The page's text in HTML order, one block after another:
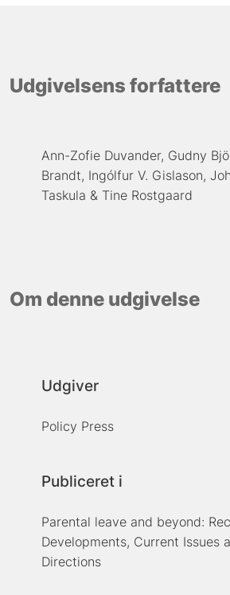
Udgivelsens forfattere
Ann-Zofie Duvander Gudny
Brandt Ingólfur V. Gislason
Taskula
Tine Rostgaard
Om denne udgivelse
Udgiver
Policy Press
Publiceret i
Parental leave and beyond:
Developments, Current Issues
Directions